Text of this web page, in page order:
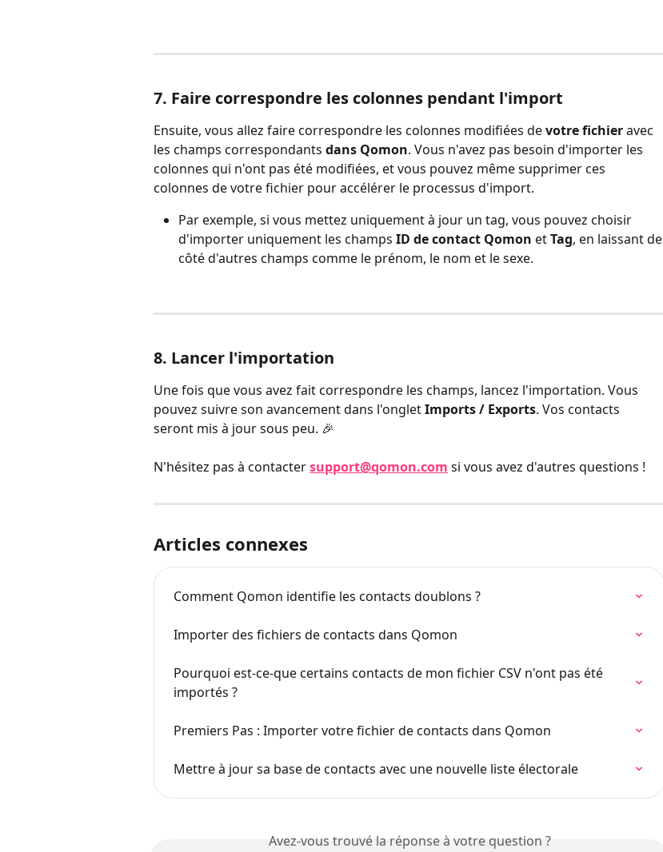
7. Faire correspondre les colonnes pendant l'import
Ensuite, vous allez faire correspondre les colonnes modifiées de votre fichier avec
les champs correspondants dans Qomon. Vous n'avez pas besoin d'importer les
colonnes qui n'ont pas été modifiées, et vous pouvez même supprimer ces
colonnes de votre fichier pour accélérer le processus d'import.
Par exemple, si vous mettez uniquement à jour un tag, vous pouvez choisir
d'importer uniquement les champs ID de contact Qomon et Tag, en laissant de
côté d'autres champs comme le prénom, le nom et le sexe.
8. Lancer l'importation
Une fois que vous avez fait correspondre les champs, lancez l'importation. Vous
pouvez suivre son avancement dans l'onglet Imports / Exports. Vos contacts
seront mis à jour sous peu. 🎉
N'hésitez pas à contacter support@qomon.com si vous avez d'autres questions !
Articles connexes
Comment Qomon identifie les contacts doublons ?
Importer des fichiers de contacts dans Qomon
Pourquoi est-ce-que certains contacts de mon fichier CSV n'ont pas été
importés ?
Premiers Pas : Importer votre fichier de contacts dans Qomon
Mettre à jour sa base de contacts avec une nouvelle liste électorale
Avez-vous trouvé la réponse à votre question ?